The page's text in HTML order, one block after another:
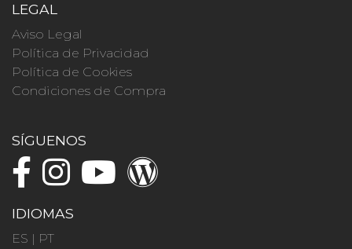
LEGAL
Aviso Legal
Política de Privacidad
Política de Cookies
Condiciones de Compra
SÍGUENOS
IDIOMAS
ES | PT